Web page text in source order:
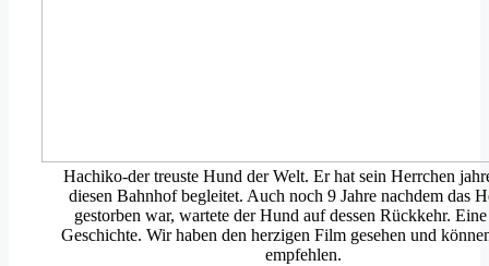
Hachiko-der treuste Hund der Welt. Er hat sein Herrchen
diesen Bahnhof begleitet. Auch noch 9 Jahre nachdem das
gestorben war, wartete der Hund auf dessen Rückkehr.
Geschichte. Wir haben den herzigen Film gesehen und
empfehlen.